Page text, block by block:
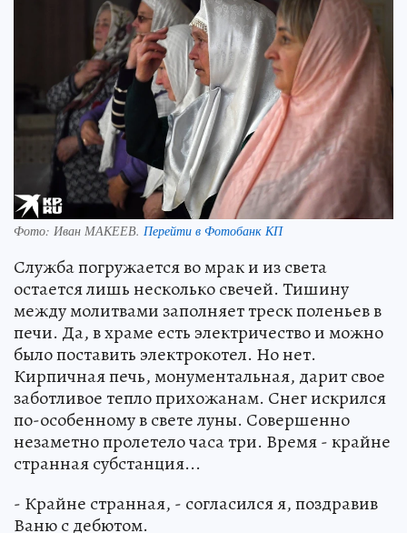
Фото: Иван МАКЕЕВ. Перейти в Фотобанк КП
Служба погружается во мрак и из света
остается лишь несколько свечей. Тишину
между молитвами заполняет треск поленьев в
печи. Да, в храме есть электричество и можно
было поставить электрокотел. Но нет.
Кирпичная печь, монументальная, дарит свое
заботливое тепло прихожанам. Снег искрился
по-особенному в свете луны. Совершенно
незаметно пролетело часа три. Время - крайне
странная субстанция...
- Крайне странная, - согласился я, поздравив
Ваню с дебютом.